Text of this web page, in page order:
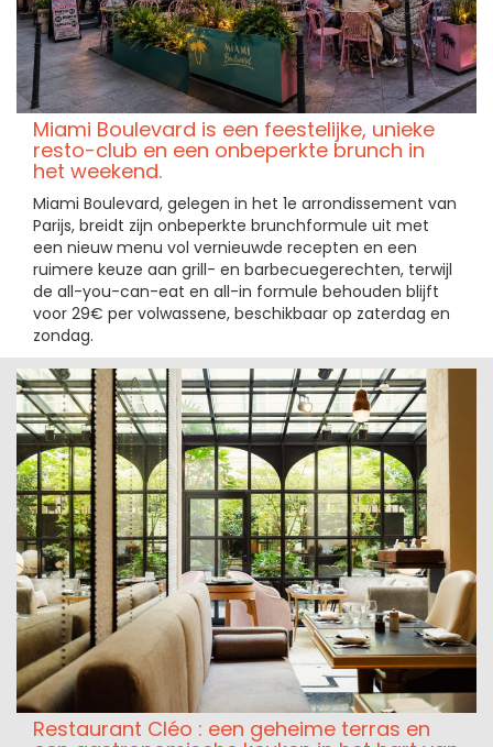
Miami Boulevard is een feestelijke, unieke
resto-club en een onbeperkte brunch in
het weekend.
Miami Boulevard, gelegen in het 1e arrondissement van
Parijs, breidt zijn onbeperkte brunchformule uit met
een nieuw menu vol vernieuwde recepten en een
ruimere keuze aan grill- en barbecuegerechten, terwijl
de all-you-can-eat en all-in formule behouden blijft
voor 29€ per volwassene, beschikbaar op zaterdag en
zondag.
Restaurant Cléo : een geheime terras en